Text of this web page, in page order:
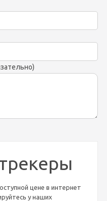
цене в интернет
у наших